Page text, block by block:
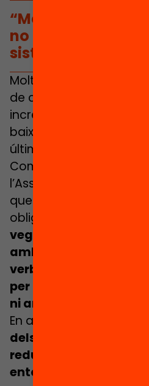
“Moltes vegades
no connecten amb
sistema no fa res”
Molts dels joves que
de contextos familiars
incrementen el risc de
baix rendiment,
última instància,
Com comentava fa
l’Associació SaóPrat
que acompanya a joves
obligatòria i
vegades els
amb l’escola, i
verbalitzen, el
per mantenir-los, no
ni amb les seves
En aquesta línia,
dels reptes
reduir la pobresa
entorn del 34%
.